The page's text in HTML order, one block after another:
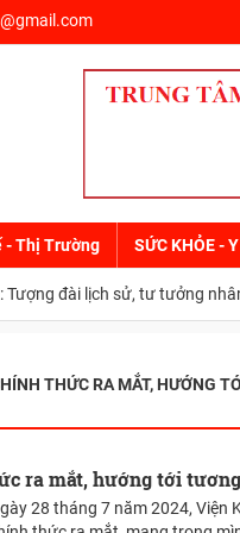
- Thị Trường SỨC KHỎE -
đài lịch sử, tư tưởng nhân
THỨC RA MẮT, HƯỚNG
ra mắt, hướng tới
28 tháng 7 năm 2024, Viện